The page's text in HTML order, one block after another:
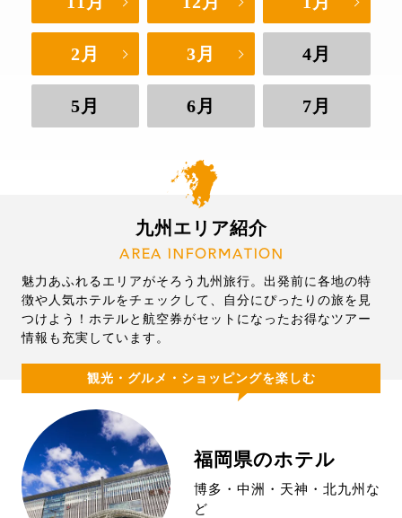
2月 3月 4月
5月 6月 7月
九州エリア紹介
AREA INFORMATION
魅力あふれるエリアがそろう九州旅行。出発前に各地の特
徴や人気ホテルをチェックして、自分にぴったりの旅を見
つけよう！ホテルと航空券がセットになったお得なツアー
情報も充実しています。
観光・グルメ・ショッピングを楽しむ
福岡県のホテル
博多・中洲・天神・北九州な
ど